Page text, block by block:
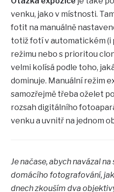
venku, jako v místnosti.
fotit na manuálně
totiž fotí v automatickém (i
režimu nebo s prioritou
velmi kolísá podle toho,
dominuje. Manuální režim
samozřejmě třeba oželet
rozsah digitálního
venku a uvnitř na jednom
Je načase, abych navázal
domácího fotografování,
dnech zkouším dva